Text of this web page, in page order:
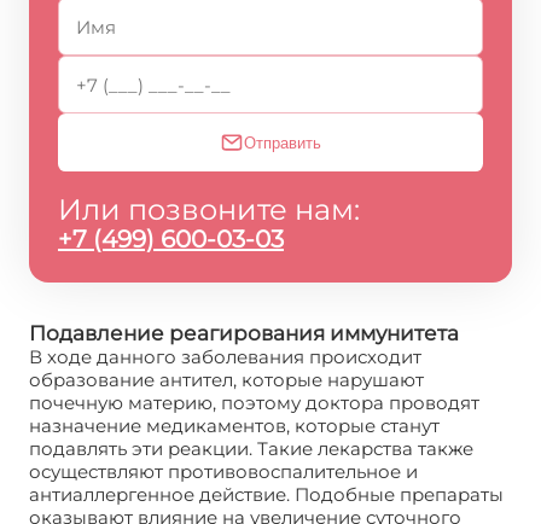
Отправить
Или позвоните нам:
+7 (499) 600-03-03
Подавление реагирования иммунитета
В ходе данного заболевания происходит
образование антител, которые нарушают
почечную материю, поэтому доктора проводят
назначение медикаментов, которые станут
подавлять эти реакции. Такие лекарства также
осуществляют противовоспалительное и
антиаллергенное действие. Подобные препараты
оказывают влияние на увеличение суточного